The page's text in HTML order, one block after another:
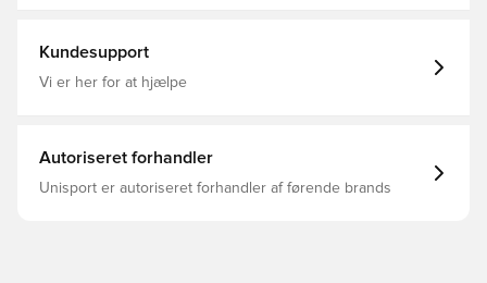
Kundesupport
Vi er her for at hjælpe
Autoriseret forhandler
Unisport er autoriseret forhandler af førende brands